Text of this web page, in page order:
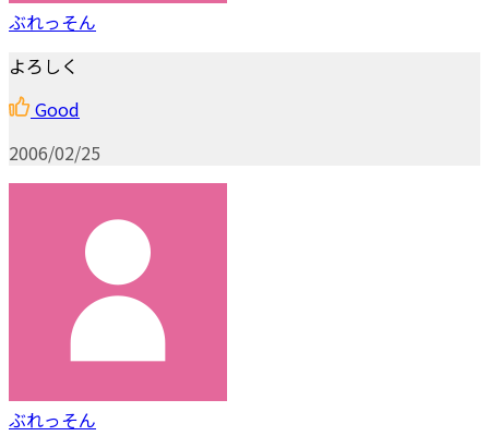
ぶれっそん
よろしく
Good
2006/02/25
ぶれっそん